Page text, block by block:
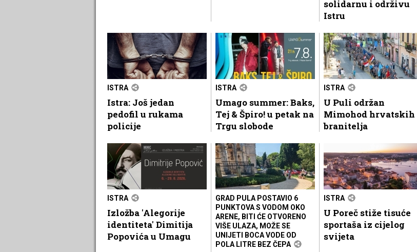
solidarnu i održivu
Istru
ISTRA
Istra: Još jedan
pedofil u rukama
policije
ISTRA
Umago summer: Baks,
Tej & Špiro! u petak na
Trgu slobode
ISTRA
U Puli održan
Mimohod hrvatskih
branitelja
ISTRA
Izložba 'Alegorije
identiteta' Dimitija
Popovića u Umagu
GRAD PULA POSTAVIO 6
PUNKTOVA S VODOM OKO
ARENE, BITI ĆE OTVORENO
VIŠE ULAZA, MOŽE SE
UNIJETI BOCA VODE OD
POLA LITRE BEZ ČEPA
ISTRA
U Poreč stiže tisuće
sportaša iz cijelog
svijeta